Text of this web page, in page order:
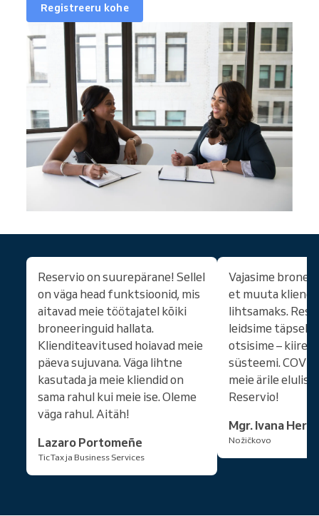
Registreeru kohe
Reservio on suurepärane! Sellel
on väga head funktsioonid, mis
aitavad meie töötajatel kõiki
broneeringuid hallata.
Klienditeavitused hoiavad meie
päeva sujuvana. Väga lihtne
kasutada ja meie kliendid on
sama rahul kui meie ise. Oleme
väga rahul. Aitäh!
Lazaro Portomeñe
TicTax ja Business Services
Vajasime
et muuta
lihtsamaks.
leidsime täpselt
otsisime – kiire,
süsteemi.
meie ärile
Reservio!
Mgr. Ivana
Nožičkovo